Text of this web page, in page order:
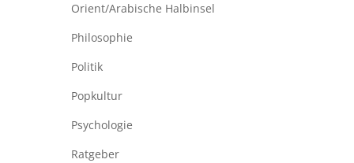
Orient/Arabische Halbinsel
Philosophie
Politik
Popkultur
Psychologie
Ratgeber